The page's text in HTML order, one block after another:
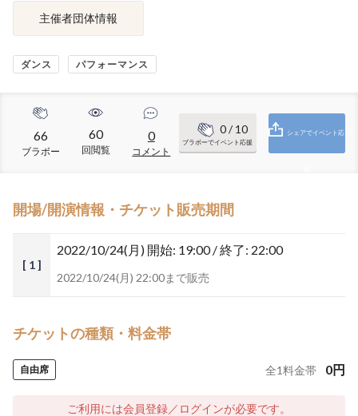
主催者団体情報
ダンス パフォーマンス
66
ブラボー
60
回閲覧
0
コメント
0/ 10
ブラボーでイベント応援
シェアでイベント応
開場/開演情報・チケット販売期間
[ 1 ]
2022/10/24(月) 開始: 19:00 / 終了: 22:00
2022/10/24(月) 22:00まで販売
チケットの種類・料金帯
自由席 全1料金帯 0円
ご利用には会員登録／ログインが必要です。